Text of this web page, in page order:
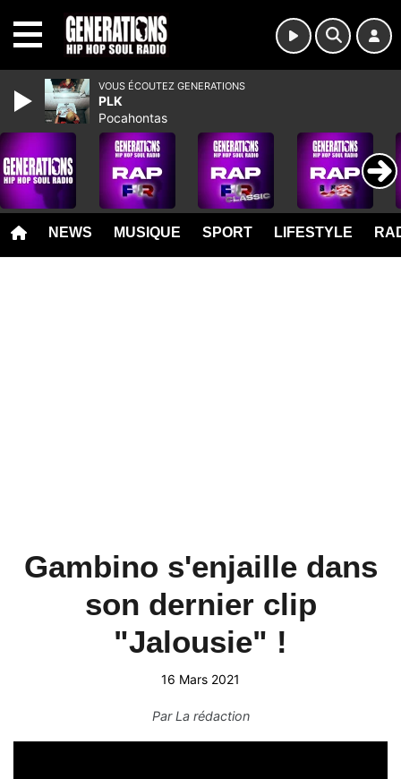
NEWS MUSIQUE SPORT LIFESTYLE
Gambino s'enjaille dans
son dernier clip
"Jalousie" !
16 Mars 2021
ParLa rédaction
VOUS ÉCOUTEZ GENERATIONS
PLK
Pocahontas